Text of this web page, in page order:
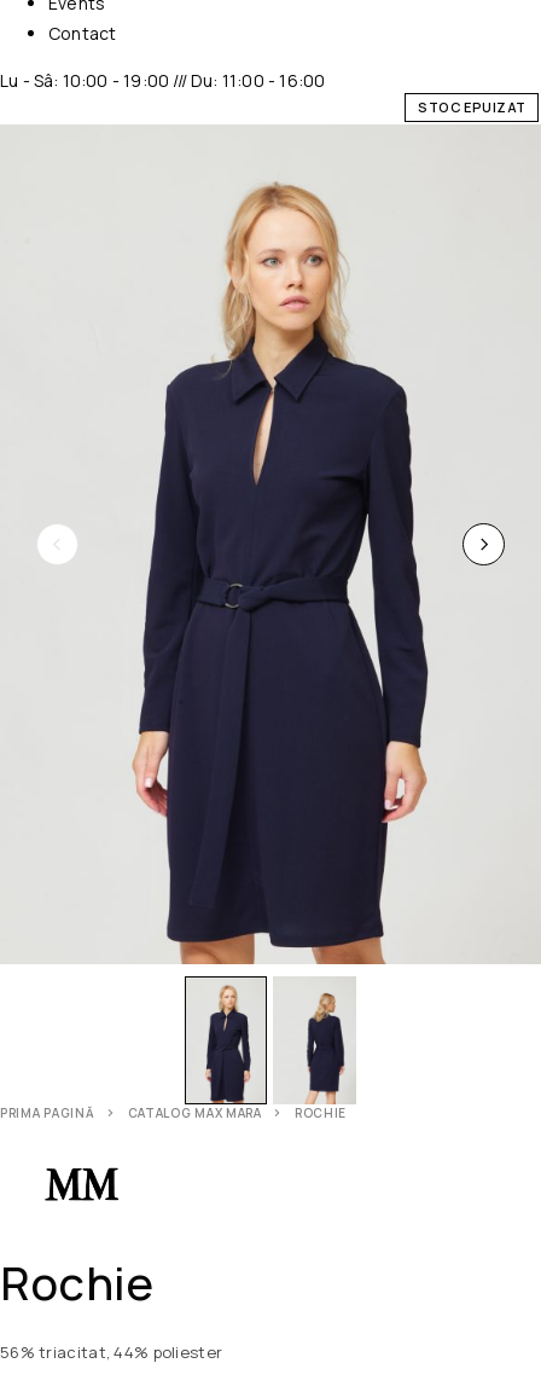
Contact
Lu - Sâ: 10:00 - 19:00 /// Du: 11:00 - 16:00
STOC EPUIZAT
PRIMA PAGINĂ CATALOG MAX MARA ROCHIE
Rochie
56% triacitat, 44% poliester